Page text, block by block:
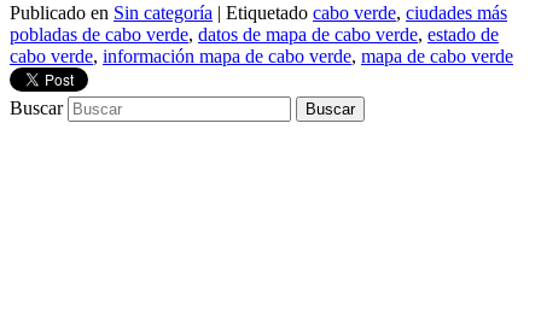
Publicado en Sin categoría | Etiquetado cabo verde, ciudades más
pobladas de cabo verde, datos de mapa de cabo verde, estado de
cabo verde, información mapa de cabo verde, mapa de cabo verde
Buscar